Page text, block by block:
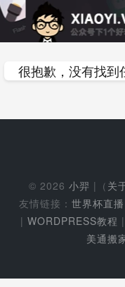
很抱歉，没有找到
© 2026 小羿 |（ 关
友情链接： 世界杯直播
| WORDPRESS教程 |
美通搬